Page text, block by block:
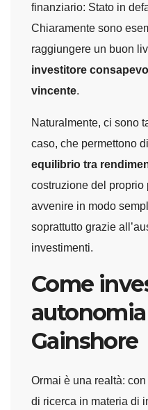
finanziario: Stato in
Chiaramente sono
raggiungere un buon
investitore
vincente.
Naturalmente, ci sono
caso, che permettono
equilibrio tra
costruzione del
avvenire in modo
soprattutto grazie
investimenti.
Come
Gainshore
Ormai è una realtà:
di ricerca in materia di